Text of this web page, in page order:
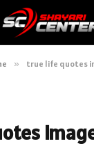
» true life quotes